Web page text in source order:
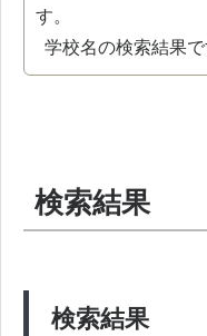
す。
学校名の検索結果
検索結果
検索結果